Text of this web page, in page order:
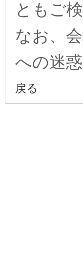
ともご
なお、
への迷
戻る